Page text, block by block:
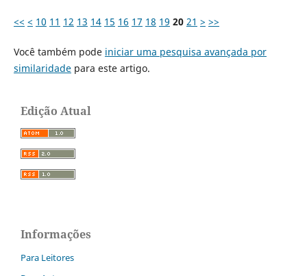
<< < 10 11 12 13 14 15 16 17 18 19 20 21 > >>
Você também pode iniciar uma pesquisa avançada por
similaridadepara este artigo.
Edição Atual
Informações
Para Leitores